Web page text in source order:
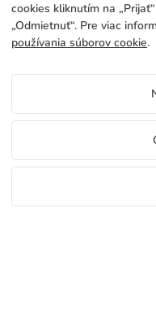
na vlajky
email
Kontakt
Formy platby
PRÁVNE ÚDAJE
Všeobecné podmienky
cookies kliknutím na
„Odmietnuť“. Pre viac
používania súborov cookie.